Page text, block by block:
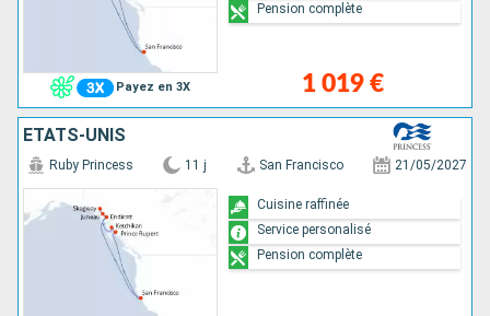
Payez en 3X 1 019 €
Pension complète
ÉTATS-UNIS
Ruby Princess 11 j San Francisco 21/05/2027
Cuisine raffinée
Service personalisé
Pension complète